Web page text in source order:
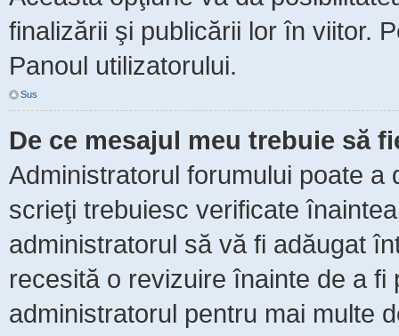
finalizării şi publicării lor în viitor.
Panoul utilizatorului.
Sus
De ce mesajul meu trebuie să
Administratorul forumului poate
scrieţi trebuiesc verificate
administratorul să vă fi adăugat
recesită o revizuire înainte de a
administratorul pentru mai multe